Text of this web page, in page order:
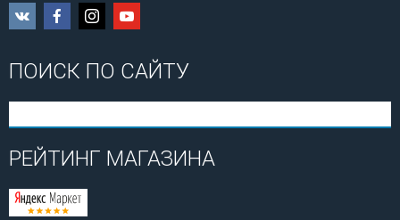
ПОИСК ПО САЙТУ
РЕЙТИНГ МАГАЗИНА